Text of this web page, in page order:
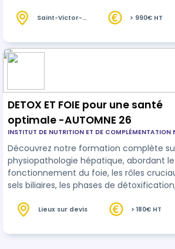
Saint-Victor-
> 990€ HT
DETOX ET FOIE pour une santé
optimale -AUTOMNE 26
INSTITUT DE NUTRITION ET DE COMPLÉMENTATION
Découvrez notre formation complète
physiopathologie hépatique, abordant le
fonctionnement du foie, les rôles
sels biliaires, les phases de
nutritionfonctionnelle, et bien plus
hépatiques.
Lieux sur devis > 180€ HT